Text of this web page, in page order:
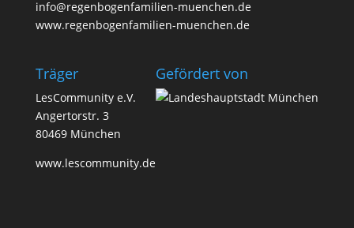
info@regenbogenfamilien-muenchen.de
www.regenbogenfamilien-muenchen.de
Träger
LesCommunity e.V.
Angertorstr. 3
80469 München
www.lescommunity.de
Geför­dert von